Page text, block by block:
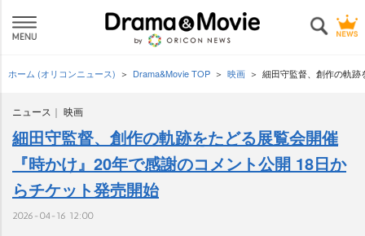
ホーム (オリコンニュース) Drama&Movie TOP 映画 細田守監督、創作の軌
ニュース 映画
細田守監督、創作の軌跡をたどる展覧会開催
『時かけ』20年で感謝のコメント公開 18日か
らチケット発売開始
2026-04-16 12:00